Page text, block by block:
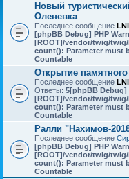
Новый
Оленевка
Последнее сообщение
[phpBB Debug] PHP
[ROOT]/vendor/twig/
count(): Parameter must
Countable
Открытие
Последнее сообщение
Ответы: 5[phpBB Debug]
[ROOT]/vendor/twig/
count(): Parameter must
Countable
Ралли "Нахимов-
Последнее сообщение
[phpBB Debug] PHP
[ROOT]/vendor/twig/
count(): Parameter must
Countable